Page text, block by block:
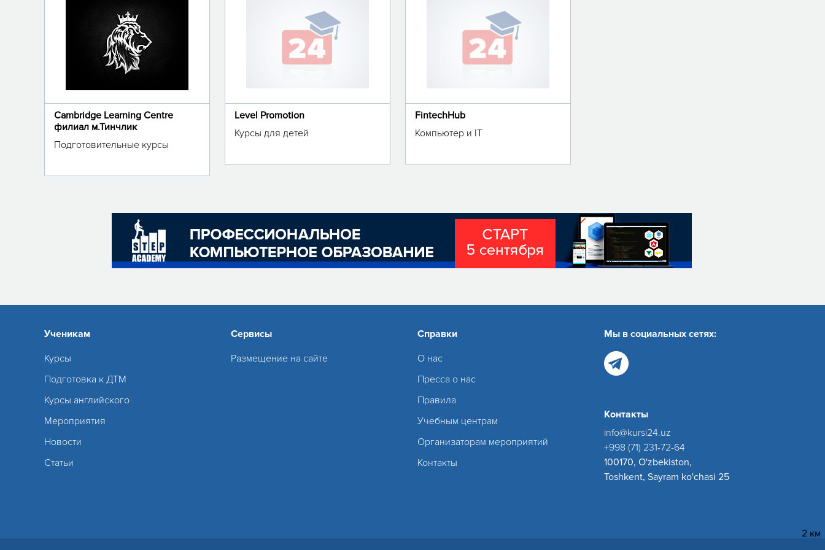
2 км
Cambridge Learning Centre
филиал м.Тинчлик
Подготовительные курсы
Level Promotion
Курсы для детей
FintechHub
Компьютер и IT
Ученикам
Курсы
Подготовка к ДТМ
Курсы английского
Мероприятия
Новости
Статьи
Сервисы
Размещение на сайте
Справки
О нас
Пресса о нас
Правила
Учебным центрам
Организаторам мероприятий
Контакты
Мы в социальных сетях:
Контакты
info@kursi24.uz
+998 (71) 231-72-64
100170, O'zbekiston,
Toshkent, Sayram ko'chasi 25